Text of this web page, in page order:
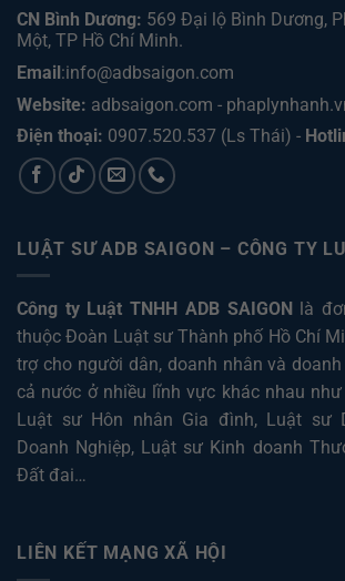
CN Bình Dương: 569 Đại lộ Bình Dương,
Một, TP Hồ Chí Minh.
Email:info@adbsaigon.com
Website: adbsaigon.com -
Điện thoại: 0907.520.537 (Ls Thái) -
LUẬT SƯ ADB SAIGON – CÔNG TY
Công ty Luật TNHH ADB SAIGON
là
thuộc Đoàn Luật sư Thành phố Hồ Chí
trợ cho người dân, doanh nhân và
cả nước ở nhiều lĩnh vực khác nhau như
Luật sư Hôn nhân Gia đình, Luật sư
Doanh Nghiệp, Luật sư Kinh doanh
Đất đai…
LIÊN KẾT MẠNG XÃ HỘI